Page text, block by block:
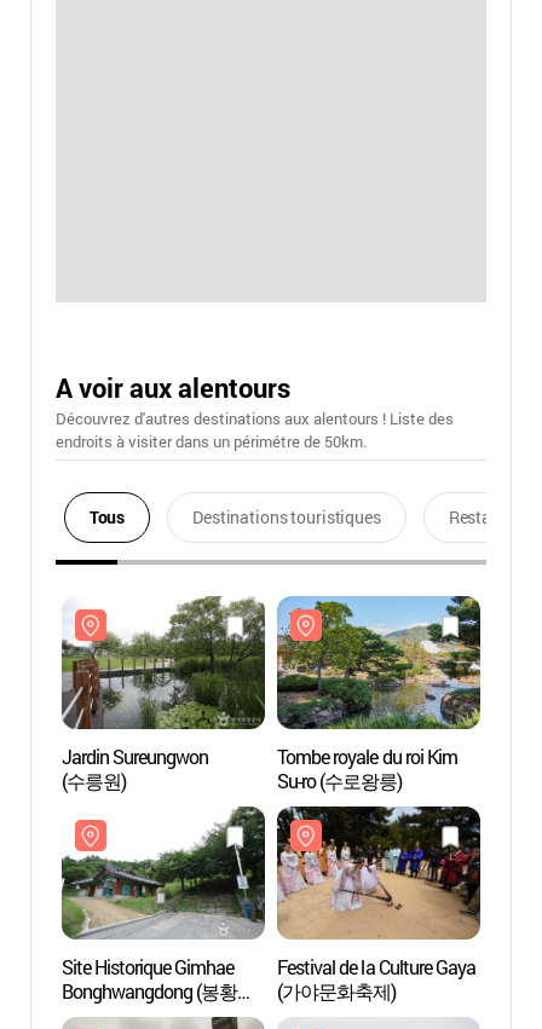
A voir aux alentours
Découvrez d'autres destinations aux alentours ! Liste des
endroits à visiter dans un périmétre de 50km.
Tous Destinations touristiques Restaurants
Jardin Sureungwon
(수릉원)
Tombe royale du roi Kim
Su-ro (수로왕릉)
Site Historique Gimhae
Bonghwangdong (봉황동
유적)
Festival de la Culture Gaya
(가야문화축제)